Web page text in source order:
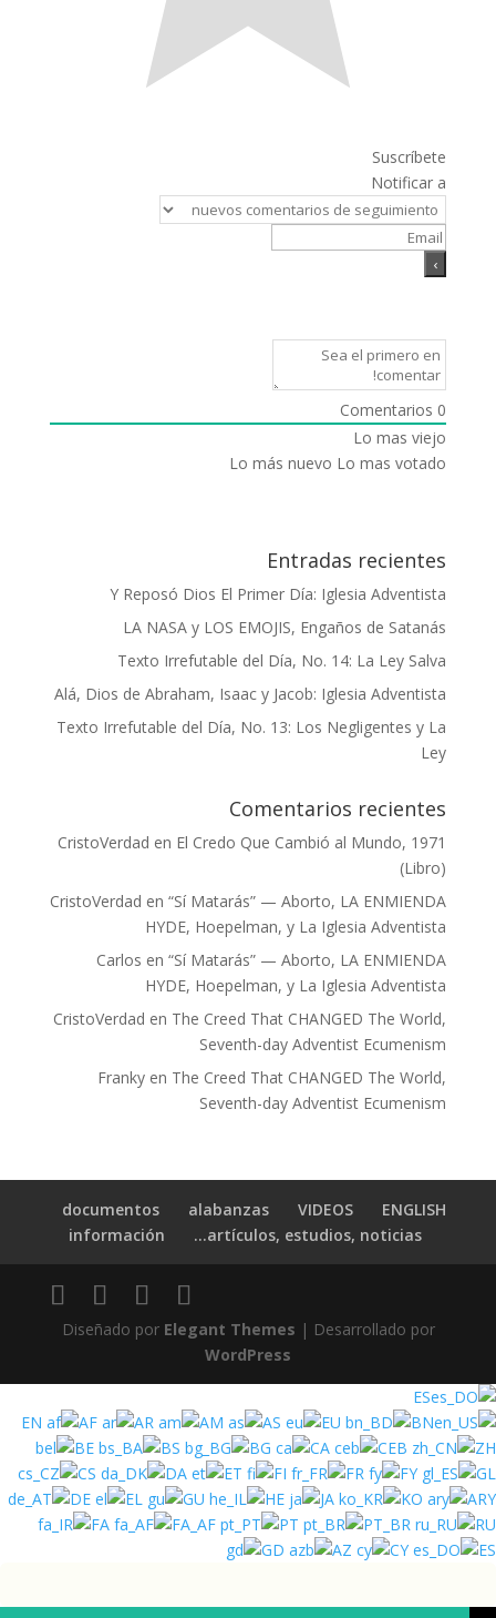
Suscríbete
Notificar a
0
Lo mas viejo
Lo más nuevo Lo mas votado
Entradas recientes
Y Reposó Dios El Primer Día: Iglesia Adventista
LA NASA y LOS EMOJIS, Engaños de Satanás
Texto Irrefutable del Día, No. 14: La Ley Salva
Alá, Dios de Abraham, Isaac y Jacob: Iglesia Adventista
Texto Irrefutable del Día, No. 13: Los Negligentes y La
Ley
Comentarios recientes
CristoVerdad en El Credo Que Cambió al Mundo, 1971
(Libro)
CristoVerdad en“Sí Matarás” — Aborto, LA ENMIENDA
HYDE, Hoepelman, y La Iglesia Adventista
Carlos en“Sí Matarás” — Aborto, LA ENMIENDA
HYDE, Hoepelman, y La Iglesia Adventista
CristoVerdad en The Creed That CHANGED The World,
Seventh-day Adventist Ecumenism
Franky en The Creed That CHANGED The World,
Seventh-day Adventist Ecumenism
ENGLISH
VIDEOS
alabanzas
documentos
artículos, estudios, noticias…
información
Diseñado por Elegant Themes | Desarrollado por
WordPress
ES
EN
AF AR AM AS EU
BN
BE
BS BG CA CEB
ZH
CS
DA ET FI FR FY
GL
DE
EL GU HE JA KO
ARY
FA
FA_AF PT PT_BR
RU
GD
AZ CY ES